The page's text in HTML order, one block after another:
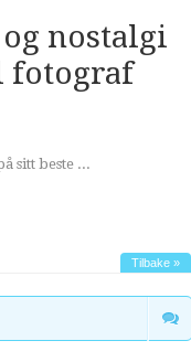
nostalgi
fotograf
sitt beste ...
Tilbake »